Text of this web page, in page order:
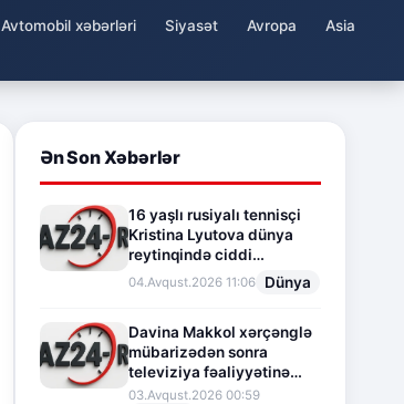
Avtomobil xəbərləri Siyasət Avropa
Asia
Ən Son Xəbərlər
16 yaşlı rusiyalı tennisçi
Kristina Lyutova dünya
reytinqində ciddi
irəliləyişə imza atdı
04.Avqust.2026 11:06 Dünya
Davina Makkol xərçənglə
mübarizədən sonra
televiziya fəaliyyətinə
fasilə verir
03.Avqust.2026 00:59